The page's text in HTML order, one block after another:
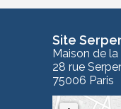
Site
Maison de
28 rue
75006 Paris